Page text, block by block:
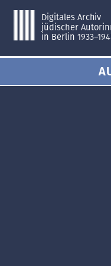
Digitales Archiv
jüdischer
in Berlin